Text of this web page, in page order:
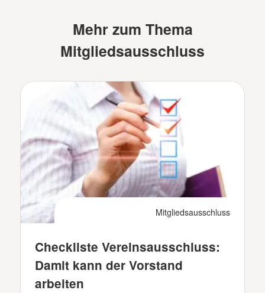
Mehr zum Thema
Mitgliedsausschluss
Mitgliedsausschluss
Checkliste Vereinsausschluss:
Damit kann der Vorstand
arbeiten